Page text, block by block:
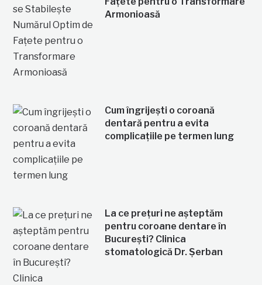
Armonioasă
Cum îngrijești o coroană
dentară pentru a evita
complicațiile pe termen lung
La ce prețuri ne așteptăm
pentru coroane dentare în
București? Clinica
stomatologică Dr. Șerban